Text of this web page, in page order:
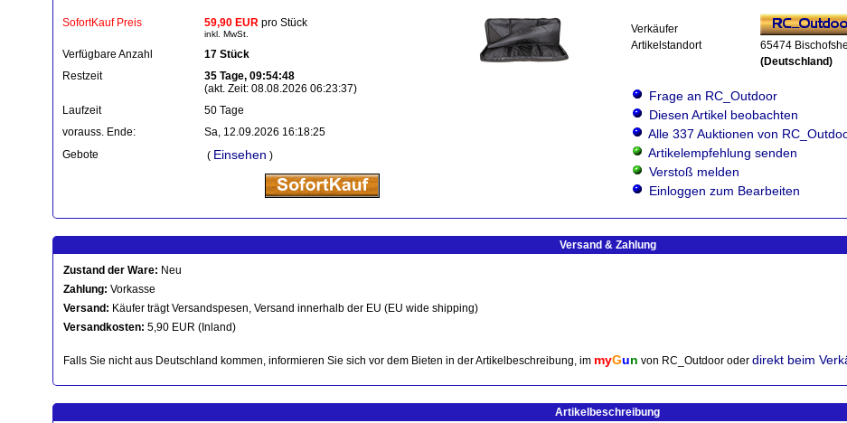
SofortKauf Preis 59,90 EUR pro Stück
inkl. MwSt.
Verfügbare Anzahl
17 Stück
Restzeit
35 Tage, 09:54:48
(akt. Zeit: 08.08.2026 06:23:37)
Laufzeit
50 Tage
vorauss. Ende:
Sa, 12.09.2026 16:18:25
Gebote
( Einsehen )
Verkäufer
Artikelstandort
65474
(Deutschland)
Frage an RC_Outdoor
Diesen Artikel beobachten
Alle 337 Auktionen von
Artikelempfehlung senden
Verstoß melden
Einloggen zum Bearbeiten
Versand & Zahlung
Zustand der Ware: Neu
Zahlung: Vorkasse
Versand: Käufer trägt Versandspesen, Versand innerhalb der EU (EU wide shipping)
Versandkosten: 5,90 EUR (Inland)
Falls Sie nicht aus Deutschland kommen, informieren Sie sich vor dem Bieten in der Artikelbeschreibung, im myGun von RC_Outdoor oder direkt beim
Artikelbeschreibung